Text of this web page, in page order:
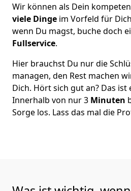
Wir können als Dein
viele Dinge im Vorfeld für
wenn Du magst, buche doch
Fullservice.
Hier brauchst Du nur die
managen, den Rest machen
Dich. Hört sich gut an? Das ist
Innerhalb von nur 3 Minuten
Sorge los. Lass das mal die